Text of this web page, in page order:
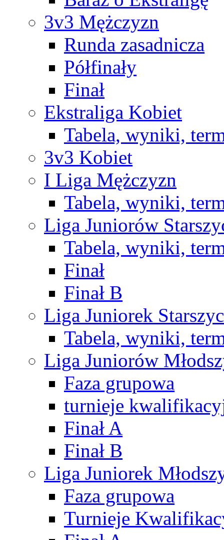
3v3 Mężczyzn
Runda zasadnicza
Półfinały
Finał
Ekstraliga Kobiet
Tabela, wyniki,
3v3 Kobiet
I Liga Mężczyzn
Tabela, wyniki,
Liga Juniorów
Tabela, wyniki,
Finał
Finał B
Liga Juniorek
Tabela, wyniki,
Liga Juniorów
Faza grupowa
turnieje
Finał A
Finał B
Liga Juniorek
Faza grupowa
Turnieje